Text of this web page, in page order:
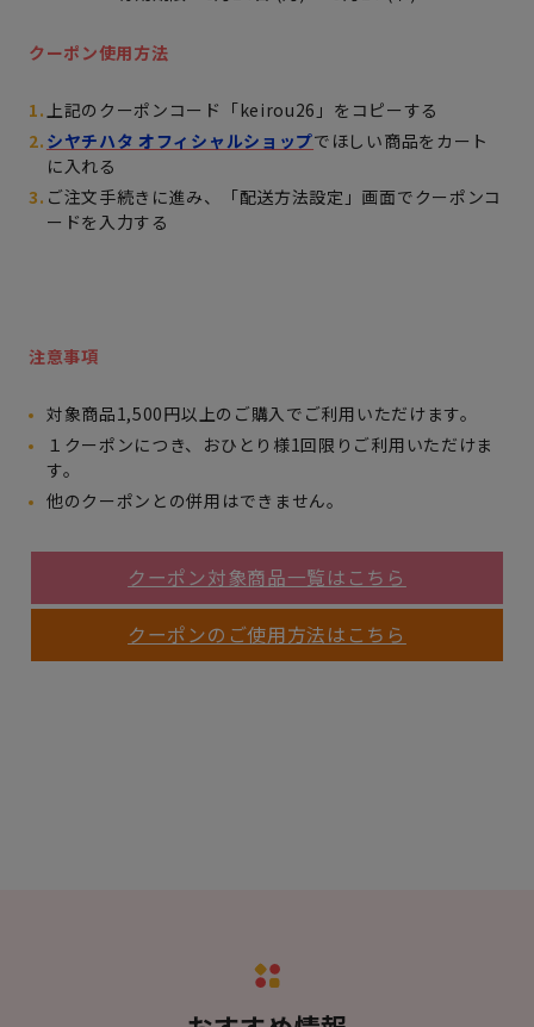
クーポン使用方法
上記のクーポンコード「keirou26」をコピーする
シヤチハタ オフィシャルショップでほしい商品をカート
に入れる
ご注文手続きに進み、「配送方法設定」画面でクーポンコ
ードを入力する
注意事項
対象商品1,500円以上のご購入でご利用いただけます。
１クーポンにつき、おひとり様1回限りご利用いただけま
す。
他のクーポンとの併用はできません。
クーポン対象商品一覧はこちら
クーポンのご使用方法はこちら